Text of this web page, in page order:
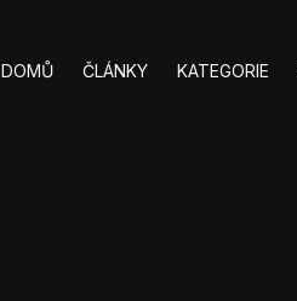
DOMŮ ČLÁNKY KATEGORIE